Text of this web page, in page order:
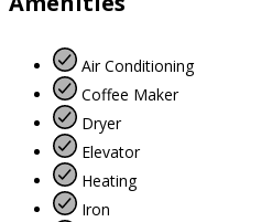
Air Conditioning
Coffee Maker
Dryer
Elevator
Heating
Iron